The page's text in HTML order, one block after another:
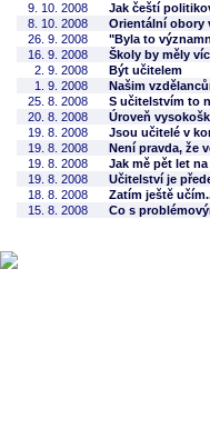
9. 10. 2008
Jak čeští
8. 10. 2008
Orientální obory
26. 9. 2008
"Byla to
16. 9. 2008
Školy by měly
2. 9. 2008
Být učitelem
1. 9. 2008
Našim
25. 8. 2008
S učitelstvím to
20. 8. 2008
Úroveň
19. 8. 2008
Jsou učitelé v
19. 8. 2008
Není pravda, že
19. 8. 2008
Jak mě pět let
19. 8. 2008
Učitelství je
18. 8. 2008
Zatím ještě
15. 8. 2008
Co s